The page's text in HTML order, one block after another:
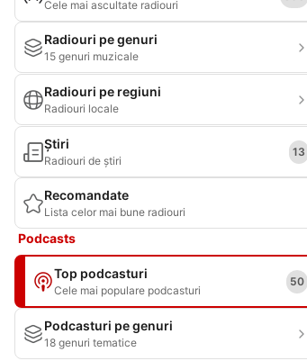
Cele mai ascultate radiouri
Radiouri pe genuri
15 genuri muzicale
Radiouri pe regiuni
Radiouri locale
Știri
Radiouri de știri
13
Recomandate
Lista celor mai bune radiouri
Podcasts
Top podcasturi
Cele mai populare podcasturi
50
Podcasturi pe genuri
18 genuri tematice